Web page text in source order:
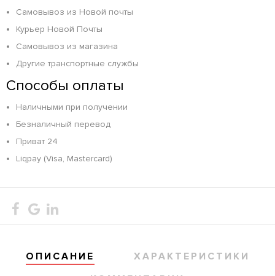
Самовывоз из Новой почты
Курьер Новой Почты
Самовывоз из магазина
Другие транспортные службы
Способы оплаты
Наличными при получении
Безналичный перевод
Приват 24
Liqpay (Visa, Mastercard)
ОПИСАНИЕ
ХАРАКТЕРИСТИКИ